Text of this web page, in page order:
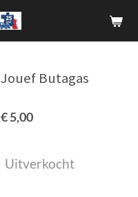
Jouef Butagas
€ 5,00
Uitverkocht